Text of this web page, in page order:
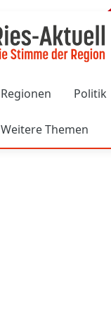
Regionen Politik
Weitere Themen